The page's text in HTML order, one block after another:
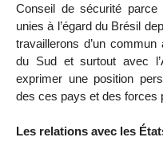
Conseil de sécurité
unies à l’égard du Brésil
travaillerons d’un
du Sud et surtout avec
exprimer une position
des ces pays et des forces
Les relations avec les